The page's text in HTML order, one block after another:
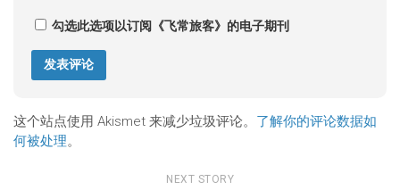
勾选此选项以订阅《飞常旅客》的电子期刊
这个站点使用 Akismet 来减少垃圾评论。 了解你的评论数据如
何被处理。
NEXT STORY